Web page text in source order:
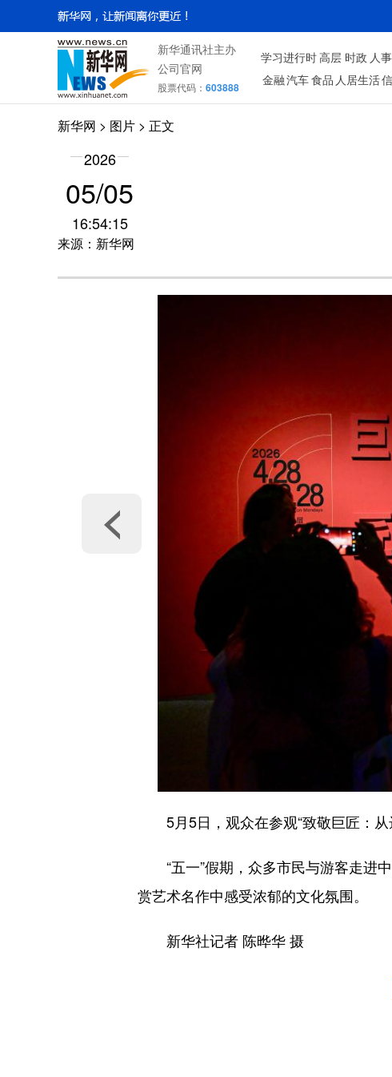
新华通讯社主办
公司官网
股票代码： 603888
学习进行时 高层 时政 人事
金融 汽车 食品 人居生活
新华网 > 图片 > 正文
2026
05/05
16:54:15
来源：新华网
5月5日，观众在参观“致敬巨匠：从
“五一”假期，众多市民与游客走进中
赏艺术名作中感受浓郁的文化氛围。
新华社记者 陈晔华 摄